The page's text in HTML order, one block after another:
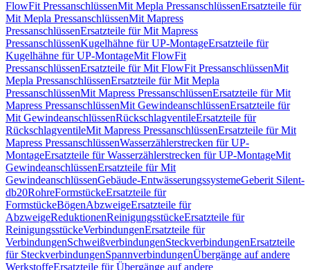
FlowFit PressanschlüssenMit Mepla PressanschlüssenErsatzteile für
Mit Mepla PressanschlüssenMit Mapress
PressanschlüssenErsatzteile für Mit Mapress
PressanschlüssenKugelhähne für UP-MontageErsatzteile für
Kugelhähne für UP-MontageMit FlowFit
PressanschlüssenErsatzteile für Mit FlowFit PressanschlüssenMit
Mepla PressanschlüssenErsatzteile für Mit Mepla
PressanschlüssenMit Mapress PressanschlüssenErsatzteile für Mit
Mapress PressanschlüssenMit GewindeanschlüssenErsatzteile für
Mit GewindeanschlüssenRückschlagventileErsatzteile für
RückschlagventileMit Mapress PressanschlüssenErsatzteile für Mit
Mapress PressanschlüssenWasserzählerstrecken für UP-
MontageErsatzteile für Wasserzählerstrecken für UP-MontageMit
GewindeanschlüssenErsatzteile für Mit
GewindeanschlüssenGebäude-EntwässerungssystemeGeberit Silent-
db20RohreFormstückeErsatzteile für
FormstückeBögenAbzweigeErsatzteile für
AbzweigeReduktionenReinigungsstückeErsatzteile für
ReinigungsstückeVerbindungenErsatzteile für
VerbindungenSchweißverbindungenSteckverbindungenErsatzteile
für SteckverbindungenSpannverbindungenÜbergänge auf andere
WerkstoffeErsatzteile für Übergänge auf andere